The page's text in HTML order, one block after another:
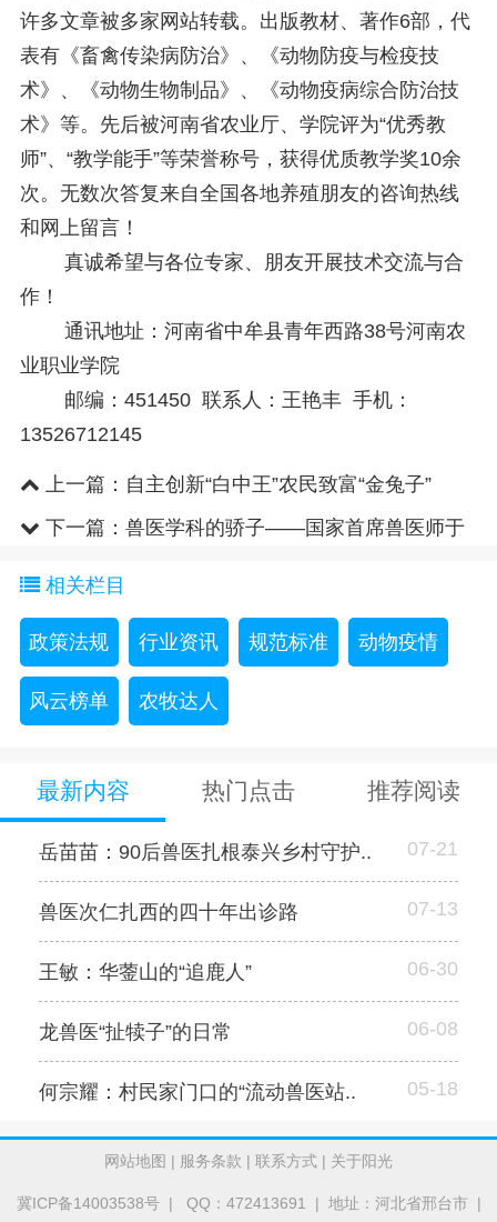
许多文章被多家网站转载。出版教材、著作6部，代
表有《畜禽传染病防治》、《动物防疫与检疫技
术》、《动物生物制品》、《动物疫病综合防治技
术》等。先后被河南省农业厅、学院评为“优秀教
师”、“教学能手”等荣誉称号，获得优质教学奖10余
次。无数次答复来自全国各地养殖朋友的咨询热线
和网上留言！
真诚希望与各位专家、朋友开展技术交流与合
作！
通讯地址：河南省中牟县青年西路38号河南农
业职业学院
邮编：451450 联系人：王艳丰 手机：
13526712145
上一篇： 自主创新“白中王”农民致富“金兔子”
下一篇： 兽医学科的骄子——国家首席兽医师于
相关栏目
政策法规 行业资讯 规范标准 动物疫情
风云榜单 农牧达人
最新内容 热门点击 推荐阅读
岳苗苗：90后兽医扎根泰兴乡村守护.. 07-21
兽医次仁扎西的四十年出诊路 07-13
王敏：华蓥山的“追鹿人” 06-30
龙兽医“扯犊子”的日常 06-08
何宗耀：村民家门口的“流动兽医站.. 05-18
网站地图 | 服务条款 | 联系方式 | 关于阳光
冀ICP备14003538号| QQ：472413691 | 地址：河北省邢台市 |